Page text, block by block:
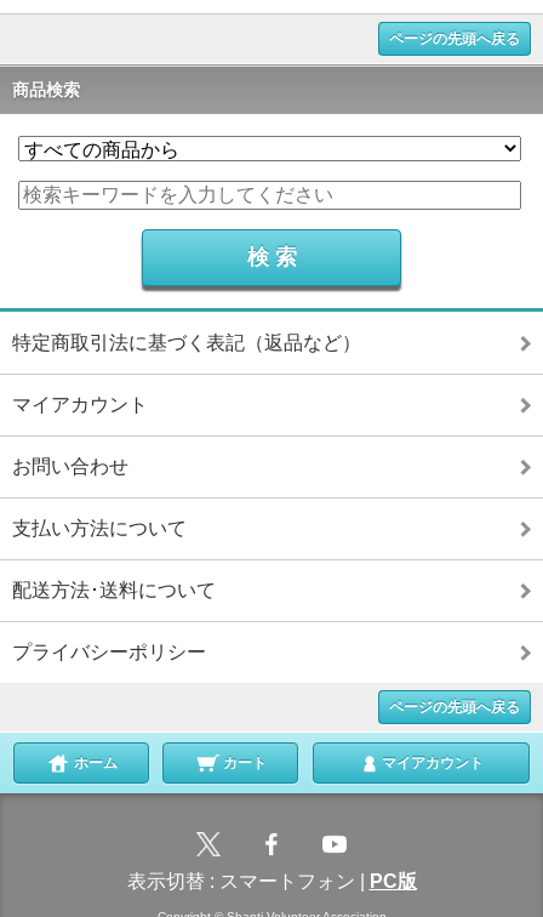
ページの先頭へ戻る
商品検索
特定商取引法に基づく表記（返品など）
マイアカウント
お問い合わせ
支払い方法について
配送方法･送料について
プライバシーポリシー
ページの先頭へ戻る
ホーム カート マイアカウント
表示切替 : スマートフォン PC版